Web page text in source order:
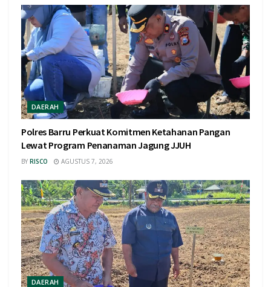
DAERAH
Polres Barru Perkuat Komitmen Ketahanan Pangan
Lewat Program Penanaman Jagung JJUH
BY RISCO AGUSTUS 7, 2026
DAERAH